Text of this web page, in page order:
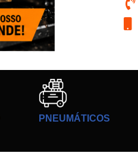
PNEUMÁTICOS